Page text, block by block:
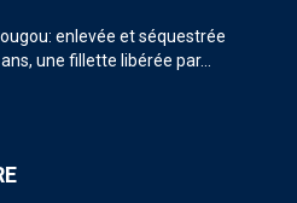
enlevée et séquestrée
une fillette libérée par...